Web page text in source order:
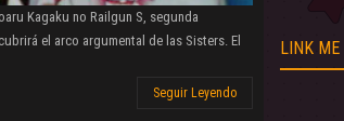
Kagaku no Railgun S, segunda
el arco argumental de las Sisters. El
Seguir Leyendo
LINK ME